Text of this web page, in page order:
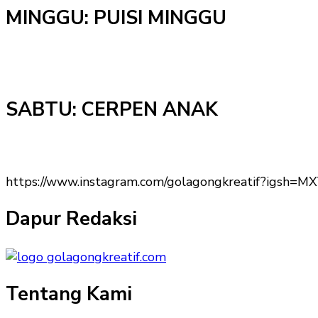
MINGGU: PUISI MINGGU
SABTU: CERPEN ANAK
https://www.instagram.com/
Dapur Redaksi
Tentang Kami